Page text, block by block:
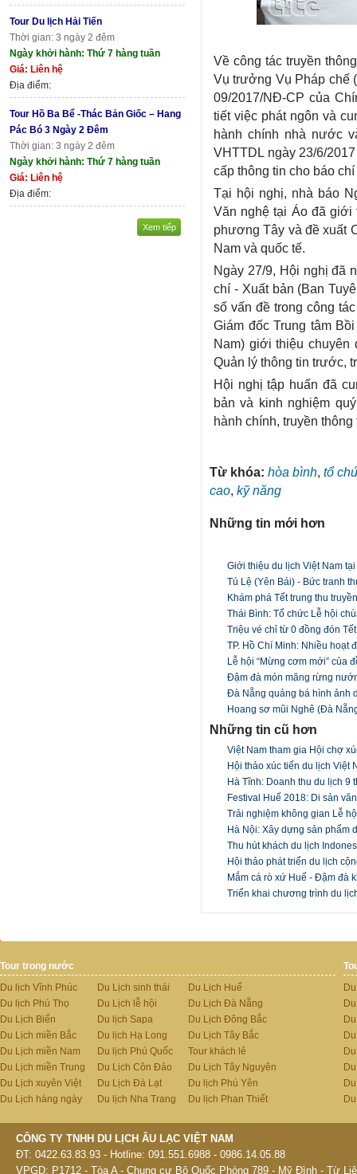
Tour Du lịch Hải Tiến
Thời gian: 3 ngày 2 đêm
Ngày khởi hành: Thứ 7 hàng tuần
Giá: Liên hệ
Địa điểm:
Tour Hồ Ba Bể -Thác Bản Giốc – Hang
Pác Bó 3 Ngày 2 Đêm
Thời gian: 3 ngày 2 đêm
Ngày khởi hành: Thứ 7 hàng tuần
Giá: Liên hệ
Địa điểm:
Xem tiếp
Về công tác truyền
Vụ trưởng Vụ Pháp chế
09/2017/NĐ-CP của
tiết việc phát ngôn và
hành chính nhà nước
VHTTDL ngày 23/6/
cấp thông tin cho báo
Tại hội nghị, nhà báo
Văn nghệ tại Áo đã giới
phương Tây và đề xuất
Nam và quốc tế.
Ngày 27/9, Hội nghị đã
chí - Xuất bản (Ban
số vấn đề trong công
Giám đốc Trung tâm
Nam) giới thiệu chuyên
Quản lý thông tin trước,
Hội nghị tập huấn đã
bản và kinh nghiệm
hành chính, truyền
Từ khóa: hòa bình, tổ
cao, kỹ năng
Những tin mới hơn
Giới thiệu du lịch Việt Nam
Tú Lệ (Yên Bái) - Bức tranh
Khám phá Tết trung thu
Thái Bình: Tổ chức Lễ hội
Triệu vé chỉ từ 0 đồng đón
TP. Hồ Chí Minh: Nhiều hoạt
Lễ hội “Mừng cơm mới” của
Đậm đà món măng rừng
Đà Nẵng quảng bá hình ảnh
Hoang sơ mũi Nghê (Đà
Những tin cũ hơn
Việt Nam tham gia Hội chợ
Hội thảo xúc tiến du lịch Việt
Hà Tĩnh: Doanh thu du lịch
Festival Huế 2018: Di sản
Trải nghiệm không gian Lễ
Hà Nội: Xây dựng sản phẩm
Thu hút khách du lịch
Hội thảo phát triển du lịch
Mắm cá rò xứ Huế - Đậm đà
Triển khai chương trình du
Tour trong nước
Du lịch Vĩnh Phúc
Du lịch Phú Thọ
Du Lịch Biển
Du Lịch miền Bắc
Du Lịch miền Nam
Du Lịch miền Trung
Du Lịch xuyên Việt
Du Lịch hàng ngày
Du Lịch sinh thái
Du Lịch lễ hội
Du lịch Sapa
Du lịch Hạ Long
Du lịch Phú Quốc
Du Lịch Côn Đảo
Du Lịch Đà Lạt
Du lịch Nha Trang
Du Lịch Huế
Du Lịch Đà Nẵng
Du Lịch Đông Bắc
Du Lịch Tây Bắc
Tour khách lẻ
Du Lịch Tây Nguyên
Du lịch Phú Yên
Du lịch Phan Thiết
CÔNG TY TNHH DU LỊCH ÂU LẠC VIỆT NAM
ĐT: 0422.63.83.93 - Hotline: 091.551.6988 - 0986.14.05.88
VPGD: P1712 - Tòa A - Chung cư Bộ Quốc Phòng 789 - Mỹ Đình - Từ